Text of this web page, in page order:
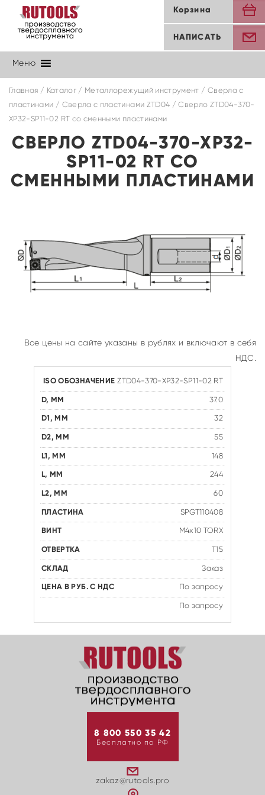
Корзина
НАПИСАТЬ
Меню
Главная / Каталог/ Металлорежущий инструмент / Сверла с
пластинами / Cверла с пластинами ZTD04 / Сверло ZTD04-370-
XP32-SP11-02 RT со сменными пластинами
СВЕРЛО ZTD04-370-XP32-
SP11-02 RT СО
СМЕННЫМИ ПЛАСТИНАМИ
Все цены на сайте указаны в рублях и включают в себя
НДС.
ZTD04-370-XP32-SP11-02 RT
37.0
32
55
148
244
60
SPGT110408
M4x10 TORX
T15
Заказ
По запросу
По запросу
8 800 550 35 42
Бесплатно по РФ
zakaz@rutools.pro